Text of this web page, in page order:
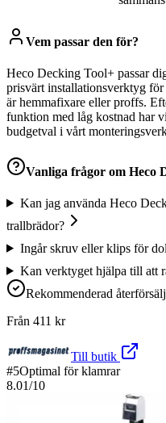
Vem passar den för?
Heco Decking Tool+ passar
prisvärt installationsverktyg
är hemmafixare eller proffs.
funktion med låg kostnad har
budgetval i vårt
Vanliga frågor om Heco
Kan jag använda Heco
trallbrädor?
Ingår skruv eller klips för
Kan verktyget hjälpa till att
Rekommenderad
Från 411 kr
Till butik
#5Optimal för klamrar
8.01/10